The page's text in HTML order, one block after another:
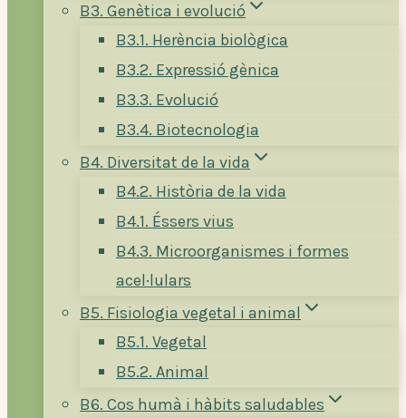
B3. Genètica i evolució
B3.1. Herència biològica
B3.2. Expressió gènica
B3.3. Evolució
B3.4. Biotecnologia
B4. Diversitat de la vida
B4.2. Història de la vida
B4.1. Éssers vius
B4.3. Microorganismes i formes
acel·lulars
B5. Fisiologia vegetal i animal
B5.1. Vegetal
B5.2. Animal
B6. Cos humà i hàbits saludables